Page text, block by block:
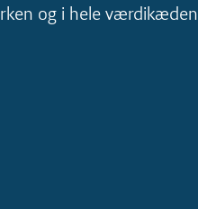
og i hele værdikæden